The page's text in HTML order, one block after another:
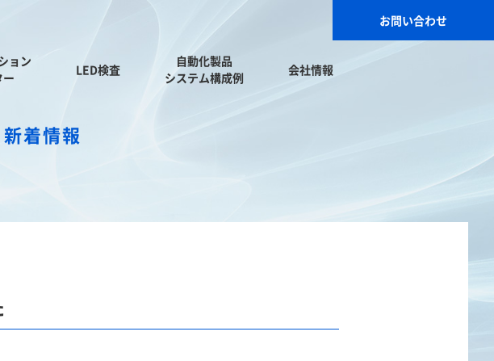
ョン
ー
LED検査
自動化製品
システム構成例
会社情報
お問い合わせ
新着情報